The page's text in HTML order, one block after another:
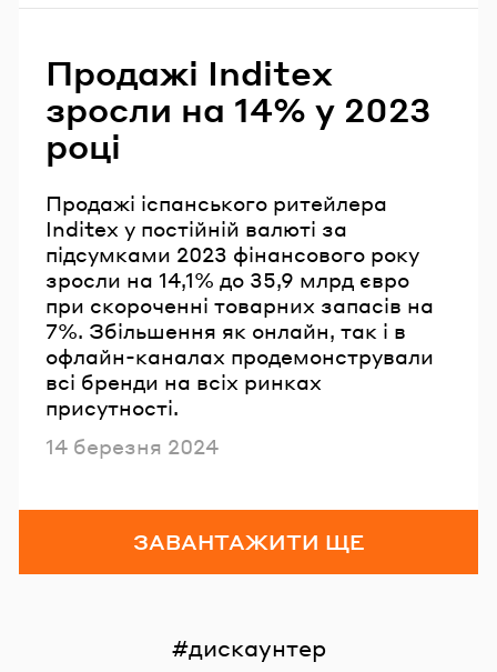
Продажі Inditex
зросли на 14% у 2023
році
Продажі іспанського ритейлера
Inditex у постійній валюті за
підсумками 2023 фінансового року
зросли на 14,1% до 35,9 млрд євро
при скороченні товарних запасів на
7%. Збільшення як онлайн, так і в
офлайн-каналах продемонстрували
всі бренди на всіх ринках
присутності.
Опубліковано
14 березня 2024
ЗАВАНТАЖИТИ ЩЕ
дискаунтер